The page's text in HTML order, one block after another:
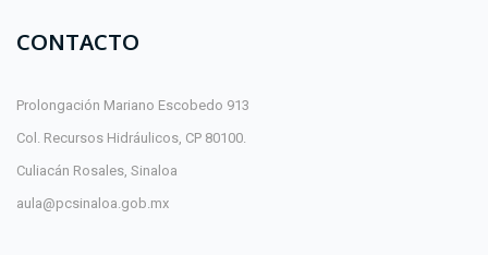
CONTACTO
Prolongación Mariano Escobedo 913
Col. Recursos Hidráulicos, CP 80100.
Culiacán Rosales, Sinaloa
aula@pcsinaloa.gob.mx